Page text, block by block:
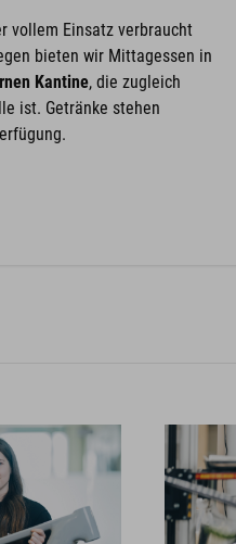
vollem Einsatz verbraucht
bieten wir Mittagessen in
Kantine, die zugleich
ist. Getränke stehen